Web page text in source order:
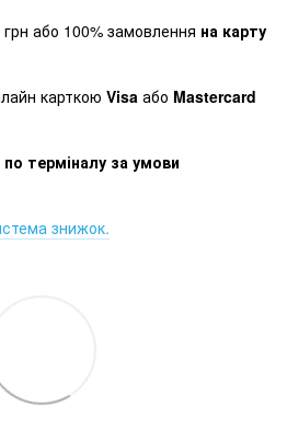
або 100% замовлення на карту
карткою Visa або Mastercard
по терміналу за умови
знижок.